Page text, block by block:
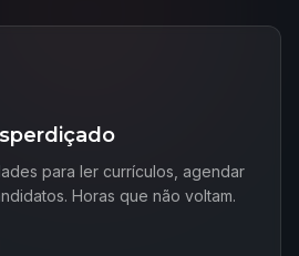
para ler currículos, agendar
Horas que não voltam.